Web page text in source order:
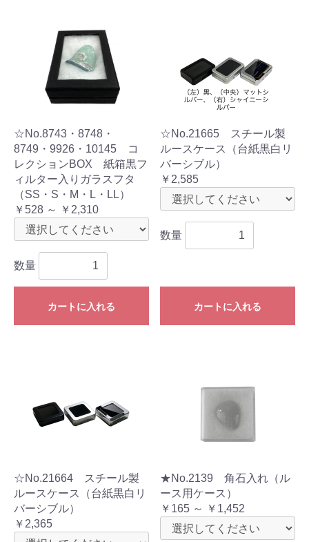
☆No.8743・8748・
8749・9926・10145 コ
レクションBOX 紙箱黒フ
ィルター入りガラスフタ
（SS・S・M・L・LL）
￥528 ～ ￥2,310
数量
カートに入れる
☆No.21665 スチール製
ルースケース（台紙黒白リ
バーシブル）
￥2,585
数量
カートに入れる
☆No.21664 スチール製
ルースケース（台紙黒白リ
バーシブル）
￥2,365
★No.2139 角石入れ（ル
ース用ケース）
￥165 ～ ￥1,452